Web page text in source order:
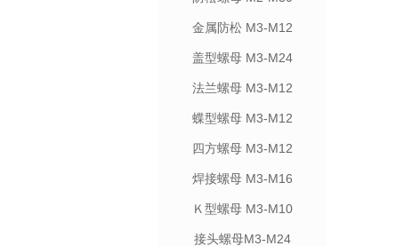
金属防松 M3-M12
盖型螺母 M3-M24
法兰螺母 M3-M12
蝶型螺母 M3-M12
四方螺母 M3-M12
焊接螺母 M3-M16
Ｋ型螺母 M3-M10
接头螺母M3-M24